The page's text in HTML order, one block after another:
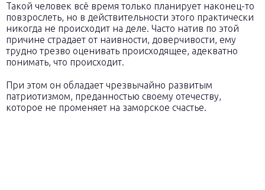
Такой человек всё время только планирует наконец-то
повзрослеть, но в действительности этого практически
никогда не происходит на деле. Часто натив по этой
причине страдает от наивности, доверчивости, ему
трудно трезво оценивать происходящее, адекватно
понимать, что происходит.
При этом он обладает чрезвычайно развитым
патриотизмом, преданностью своему отечеству,
которое не променяет на заморское счастье.